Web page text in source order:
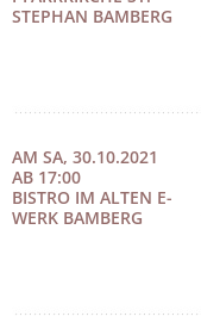
STEPHAN BAMBERG
AM SA, 30.10.2021
AB 17:00
BISTRO IM ALTEN E-
WERK BAMBERG